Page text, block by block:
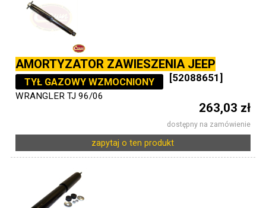
AMORTYZATOR ZAWIESZENIA JEEP
TYŁ GAZOWY WZMOCNIONY [52088651]
WRANGLER TJ 96/06
263,03 zł
dostępny na zamówienie
zapytaj o ten produkt